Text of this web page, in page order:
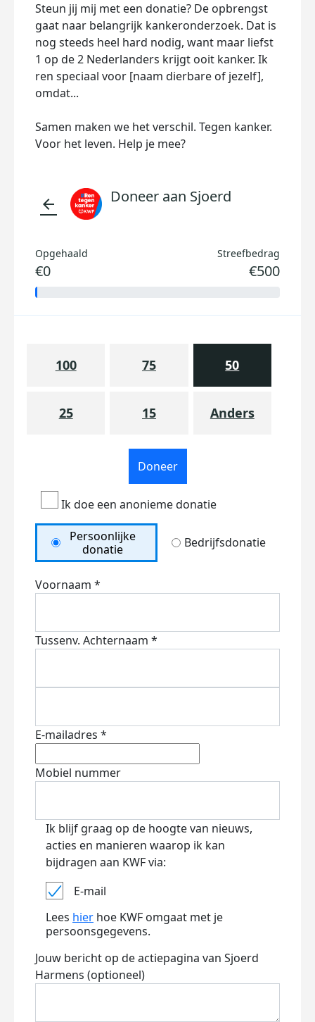
Steun jij mij met een donatie? De opbrengst
gaat naar belangrijk kankeronderzoek. Dat is
nog steeds heel hard nodig, want maar liefst
1 op de 2 Nederlanders krijgt ooit kanker. Ik
ren speciaal voor [naam dierbare of jezelf],
omdat...
Samen maken we het verschil. Tegen kanker.
Voor het leven. Help je mee?
arrow_back Doneer aan Sjoerd
Opgehaald
€0
Streefbedrag
€500
100 75 50
25 15 Anders
Doneer
Ik doe een anonieme donatie
Persoonlijke
donatie
Bedrijfsdonatie
Voornaam *
Tussenv. Achternaam *
E-mailadres *
Mobiel nummer
Ik blijf graag op de hoogte van nieuws,
acties en manieren waarop ik kan
bijdragen aan KWF via:
E-mail
Lees hier hoe KWF omgaat met je
persoonsgegevens.
Jouw bericht op de actiepagina van Sjoerd
Harmens (optioneel)